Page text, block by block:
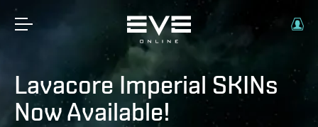
Lavacore Imperial SKINs
Now Available!